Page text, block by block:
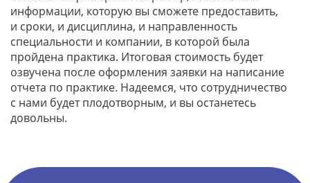
информации, которую вы сможете предоставить,
и сроки, и дисциплина, и направленность
специальности и компании, в которой была
пройдена практика. Итоговая стоимость будет
озвучена после оформления заявки на написание
отчета по практике. Надеемся, что сотрудничество
с нами будет плодотворным, и вы останетесь
довольны.